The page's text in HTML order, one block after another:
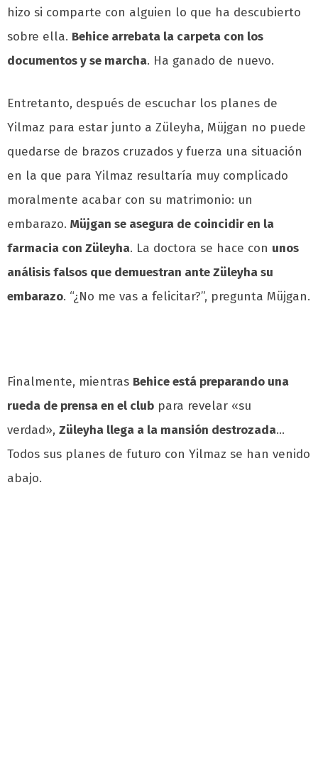
hizo si comparte con alguien lo que ha descubierto
sobre ella. Behice arrebata la carpeta con los
documentos y se marcha. Ha ganado de nuevo.
Entretanto, después de escuchar los planes de
Yilmaz para estar junto a Züleyha, Müjgan no puede
quedarse de brazos cruzados y fuerza una situación
en la que para Yilmaz resultaría muy complicado
moralmente acabar con su matrimonio: un
embarazo. Müjgan se asegura de coincidir en la
farmacia con Züleyha. La doctora se hace con unos
análisis falsos que demuestran ante Züleyha su
embarazo. “¿No me vas a felicitar?”, pregunta Müjgan.
Finalmente, mientras Behice está preparando una
rueda de prensa en el club para revelar «su
verdad», Züleyha llega a la mansión destrozada…
Todos sus planes de futuro con Yilmaz se han venido
abajo.